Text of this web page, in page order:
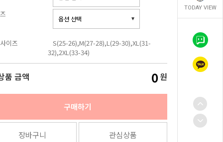
TODAY VIEW
이즈
S(25-26),M(27-28),L(29-30),XL(31-
32),2XL(33-34)
품 금액 0 원
구매하기
장바구니 관심상품